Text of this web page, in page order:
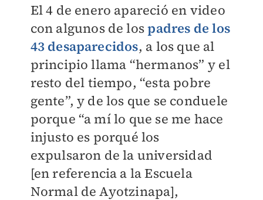
El 4 de enero apareció en video
con algunos de lospadres de los
43 desaparecidos, a los que al
principio llama “hermanos” y el
resto del tiempo, “esta pobre
gente”, y de los que se conduele
porque “a mí lo que se me hace
injusto es porqué los
expulsaron de la universidad
[en referencia a la Escuela
Normal de Ayotzinapa],